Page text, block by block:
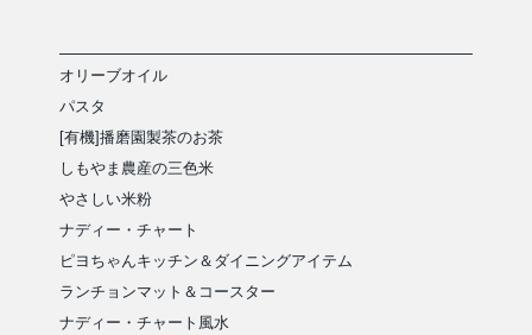
オリーブオイル
パスタ
[有機]播磨園製茶のお茶
しもやま農産の三色米
やさしい米粉
ナディー・チャート
ピヨちゃんキッチン＆ダイニングアイテム
ランチョンマット＆コースター
ナディー・チャート風水